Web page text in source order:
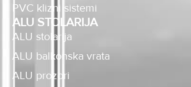
PVC klizni sistemi
ALU STOLARIJA
ALU stolarija
ALU balkonska vrata
ALU prozori